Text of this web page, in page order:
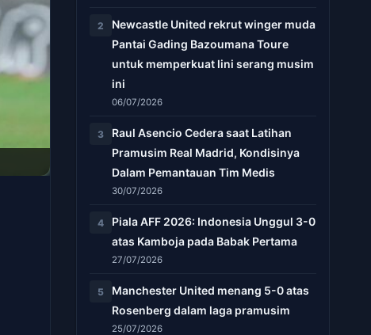
2
Newcastle United rekrut winger muda
Pantai Gading Bazoumana Toure
untuk memperkuat lini serang musim
ini
06/07/2026
3
Raul Asencio Cedera saat Latihan
Pramusim Real Madrid, Kondisinya
Dalam Pemantauan Tim Medis
30/07/2026
4
Piala AFF 2026: Indonesia Unggul 3-0
atas Kamboja pada Babak Pertama
27/07/2026
5
Manchester United menang 5-0 atas
Rosenberg dalam laga pramusim
25/07/2026